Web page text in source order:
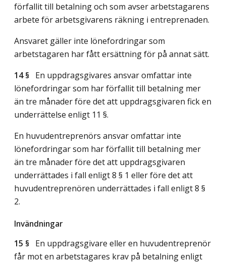
förfallit till betalning och som avser arbetstagarens
arbete för arbetsgivarens räkning i entreprenaden.
Ansvaret gäller inte lönefordringar som
arbetstagaren har fått ersättning för på annat sätt.
14 § En uppdragsgivares ansvar omfattar inte
lönefordringar som har förfallit till betalning mer
än tre månader före det att uppdragsgivaren fick en
underrättelse enligt 11 §.
En huvudentreprenörs ansvar omfattar inte
lönefordringar som har förfallit till betalning mer
än tre månader före det att uppdragsgivaren
underrättades i fall enligt 8 § 1 eller före det att
huvudentreprenören underrättades i fall enligt 8 §
2.
Invändningar
15 § En uppdragsgivare eller en huvudentreprenör
får mot en arbetstagares krav på betalning enligt